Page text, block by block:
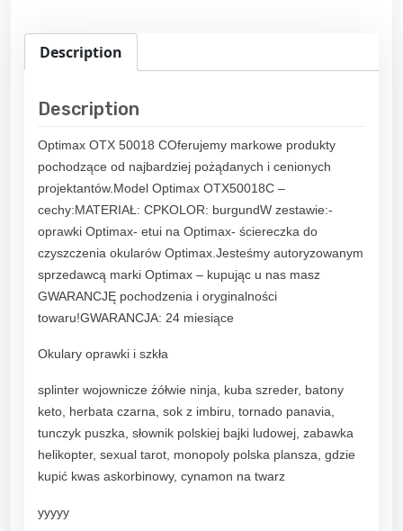
Description
Description
Optimax OTX 50018 COferujemy markowe produkty
pochodzące od najbardziej pożądanych i cenionych
projektantów.Model Optimax OTX50018C –
cechy:MATERIAŁ: CPKOLOR: burgundW zestawie:-
oprawki Optimax- etui na Optimax- ściereczka do
czyszczenia okularów Optimax.Jesteśmy autoryzowanym
sprzedawcą marki Optimax – kupując u nas masz
GWARANCJĘ pochodzenia i oryginalności
towaru!GWARANCJA: 24 miesiące
Okulary oprawki i szkła
splinter wojownicze żółwie ninja, kuba szreder, batony
keto, herbata czarna, sok z imbiru, tornado panavia,
tunczyk puszka, słownik polskiej bajki ludowej, zabawka
helikopter, sexual tarot, monopoly polska plansza, gdzie
kupić kwas askorbinowy, cynamon na twarz
yyyyy